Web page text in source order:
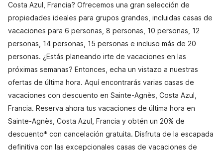
Costa Azul, Francia? Ofrecemos una gran selección de
propiedades ideales para grupos grandes, incluidas casas de
vacaciones para 6 personas, 8 personas, 10 personas, 12
personas, 14 personas, 15 personas e incluso más de 20
personas. ¿Estás planeando irte de vacaciones en las
próximas semanas? Entonces, echa un vistazo a nuestras
ofertas de última hora. Aquí encontrarás varias casas de
vacaciones con descuento en Sainte-Agnès, Costa Azul,
Francia. Reserva ahora tus vacaciones de última hora en
Sainte-Agnès, Costa Azul, Francia y obtén un 20% de
descuento* con cancelación gratuita. Disfruta de la escapada
definitiva con las excepcionales casas de vacaciones de